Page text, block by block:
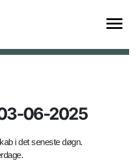
06-2025
i det seneste døgn.